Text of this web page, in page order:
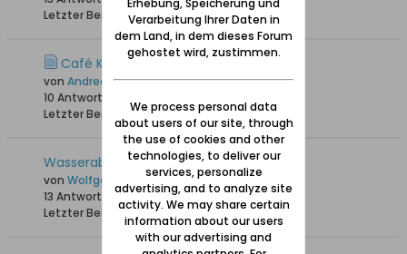
Letzter Beitrag
09.12.2024, 12:23
Café Kirschberger Ohra
von Andrea68
10 Antworten
Letzter Beitrag
24.01.2024, 23:24
Wasserabmahlmühlen in Ohra
von Wolfgang
13 Antworten19.182 Hits0 Likes
Letzter Beitrag12.10.2023, 17:58
Erhebung, Speicherung und
Verarbeitung Ihrer Daten in
dem Land, in dem dieses Forum
gehostet wird, zustimmen.
We process personal data
about users of our site, through
the use of cookies and other
technologies, to deliver our
services, personalize
advertising, and to analyze site
activity. We may share certain
information about our users
with our advertising and